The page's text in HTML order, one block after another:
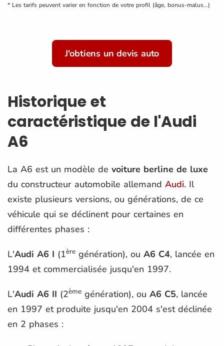
* Les tarifs peuvent varier en fonction de votre profil (âge, bonus-malus...)
J'obtiens un devis auto
Historique et
caractéristique de l'Audi
A6
La A6 est un modèle de voiture berline de luxe
du constructeur automobile allemand Audi. Il
existe plusieurs versions, ou générations, de ce
véhicule qui se déclinent pour certaines en
différentes phases :
L'Audi A6 I (1ère génération), ou A6 C4, lancée en
1994 et commercialisée jusqu'en 1997.
L'Audi A6 II (2ème génération), ou A6 C5, lancée
en 1997 et produite jusqu'en 2004 s'est déclinée
en 2 phases :